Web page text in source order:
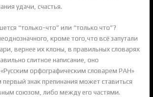
удачи, счастья.
“только-что” или “только что”?
кроме того,что всё запутали
вернее их клоны, в правильных словарях
слитное написание, оно
орфографическим словарем РАН»
знак препинания может ставиться
союзом, либо между его частями.